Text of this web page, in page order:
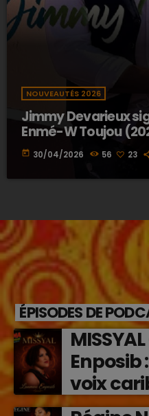
NOUVEAUTÉS 2026
Jimmy Devarieux
Enmé-W Toujou
today 30/04/2026 56 23
ÉPISODES DE
Enposib
voix